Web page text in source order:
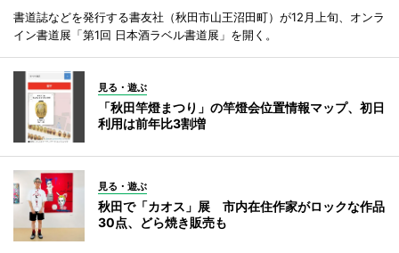
書道誌などを発行する書友社（秋田市山王沼田町）が12月上旬、オンラ
イン書道展「第1回 日本酒ラベル書道展」を開く。
見る・遊ぶ
「秋田竿燈まつり」の竿燈会位置情報マップ、初日
利用は前年比3割増
見る・遊ぶ
秋田で「カオス」展 市内在住作家がロックな作品
30点、どら焼き販売も